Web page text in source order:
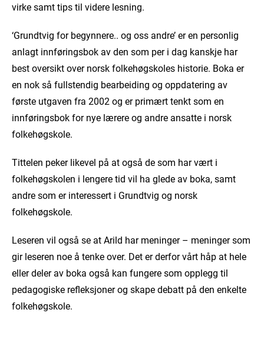
virke samt tips til videre lesning.
‘Grundtvig for begynnere.. og oss andre’ er en personlig
anlagt innføringsbok av den som per i dag kanskje har
best oversikt over norsk folkehøgskoles historie. Boka er
en nok så fullstendig bearbeiding og oppdatering av
første utgaven fra 2002 og er primært tenkt som en
innføringsbok for nye lærere og andre ansatte i norsk
folkehøgskole.
Tittelen peker likevel på at også de som har vært i
folkehøgskolen i lengere tid vil ha glede av boka, samt
andre som er interessert i Grundtvig og norsk
folkehøgskole.
Leseren vil også se at Arild har meninger – meninger som
gir leseren noe å tenke over. Det er derfor vårt håp at hele
eller deler av boka også kan fungere som opplegg til
pedagogiske refleksjoner og skape debatt på den enkelte
folkehøgskole.